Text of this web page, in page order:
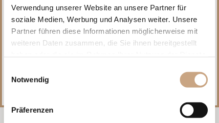
Verwendung unserer Website an unsere Partner für
soziale Medien, Werbung und Analysen weiter. Unsere
Partner führen diese Informationen möglicherweise mit
weiteren Daten zusammen, die Sie ihnen bereitgestellt
Notwendig
Präferenzen
Komfort, Entspannung und einzigartigen
Luxus
offene Räume, die auf eine natürliche Art ineinanderfließen, um
Komfort, Entspannung und einzigartigen Luxus anzubieten.